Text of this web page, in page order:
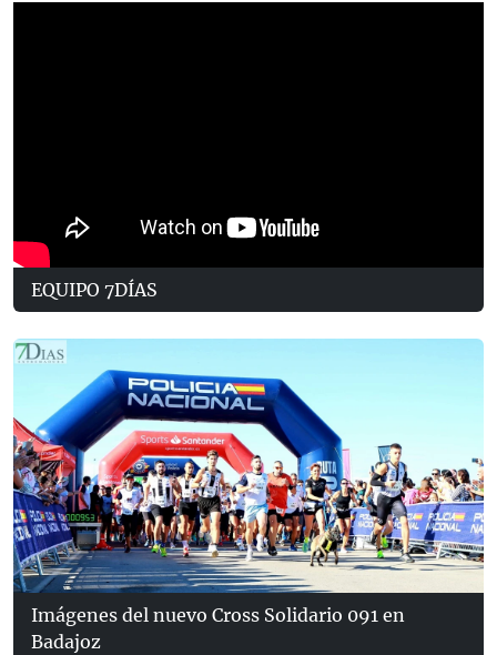
EQUIPO 7DÍAS
Imágenes del nuevo Cross Solidario 091 en
Badajoz